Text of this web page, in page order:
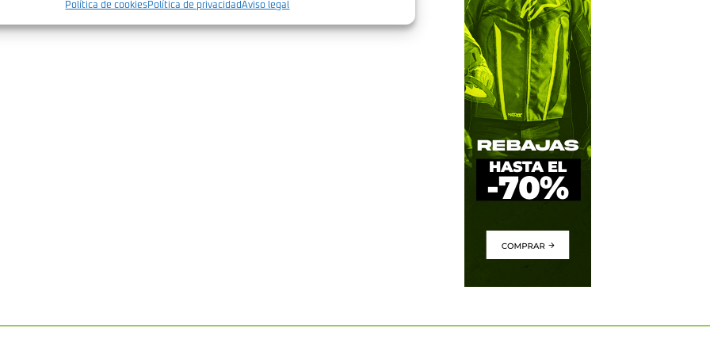
y presentar publicidad y contenido .
Siempre activo
Política de cookiesPolítica de privacidadAviso legal